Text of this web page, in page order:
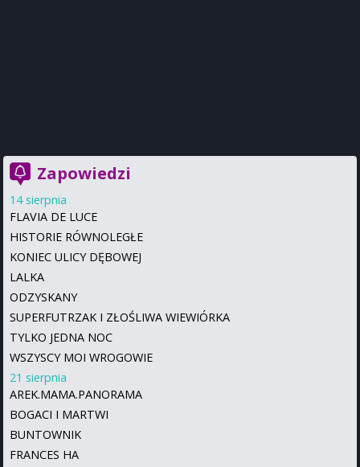
Zapowiedzi
14 sierpnia
FLAVIA DE LUCE
HISTORIE RÓWNOLEGŁE
KONIEC ULICY DĘBOWEJ
LALKA
ODZYSKANY
SUPERFUTRZAK I ZŁOŚLIWA WIEWIÓRKA
TYLKO JEDNA NOC
WSZYSCY MOI WROGOWIE
21 sierpnia
AREK.MAMA.PANORAMA
BOGACI I MARTWI
BUNTOWNIK
FRANCES HA